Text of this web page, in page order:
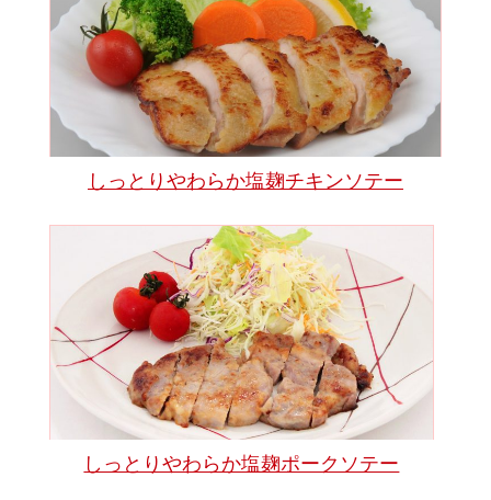
しっとりやわらか塩麹チキンソテー
しっとりやわらか塩麹ポークソテー